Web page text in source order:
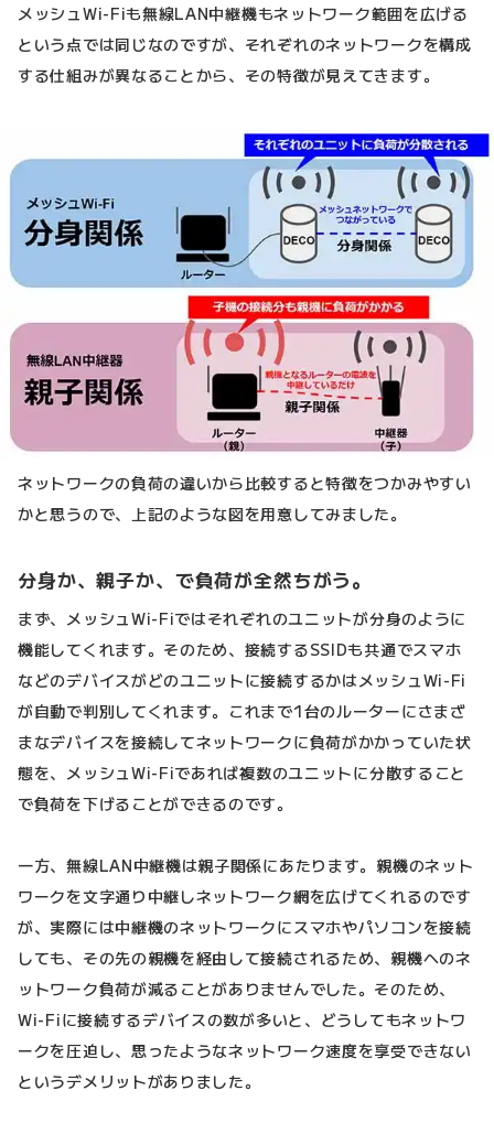
メッシュWi-Fiも無線LAN中継機もネットワーク範囲を広げる
という点では同じなのですが、それぞれのネットワークを構成
する仕組みが異なることから、その特徴が見えてきます。
ネットワークの負荷の違いから比較すると特徴をつかみやすい
かと思うので、上記のような図を用意してみました。
分身か、親子か、で負荷が全然ちがう。
まず、メッシュWi-Fiではそれぞれのユニットが分身のように
機能してくれます。そのため、接続するSSIDも共通でスマホ
などのデバイスがどのユニットに接続するかはメッシュWi-Fi
が自動で判別してくれます。これまで1台のルーターにさまざ
まなデバイスを接続してネットワークに負荷がかかっていた状
態を、メッシュWi-Fiであれば複数のユニットに分散すること
で負荷を下げることができるのです。
一方、無線LAN中継機は親子関係にあたります。親機のネット
ワークを文字通り中継しネットワーク網を広げてくれるのです
が、実際には中継機のネットワークにスマホやパソコンを接続
しても、その先の親機を経由して接続されるため、親機へのネ
ットワーク負荷が減ることがありませんでした。そのため、
Wi-Fiに接続するデバイスの数が多いと、どうしてもネットワ
ークを圧迫し、思ったようなネットワーク速度を享受できない
というデメリットがありました。